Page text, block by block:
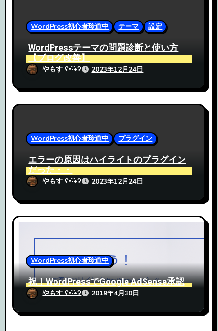
ンWordPress初心者珍道中 テーマ 設定
WordPressテーマの問題診断と使い方
【ブログ改善】
やもす ʕ•͡-•ʔ 2023年12月24日
WordPress初心者珍道中 プラグイン
エラーの原因はハイライトのプラグイン
だった・・
やもす ʕ•͡-•ʔ 2023年12月24日
WordPress初心者珍道中
祝！WordPressでGoogle AdSense承認
やもす ʕ•͡-•ʔ 2019年4月30日